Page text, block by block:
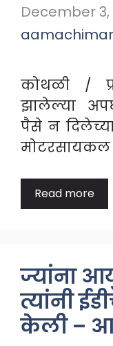
December 3,
कोथळी /
झालेल्या
पैसे न
मोटरसायकल
Read more
ज्यांना
त्यांनी
केली –